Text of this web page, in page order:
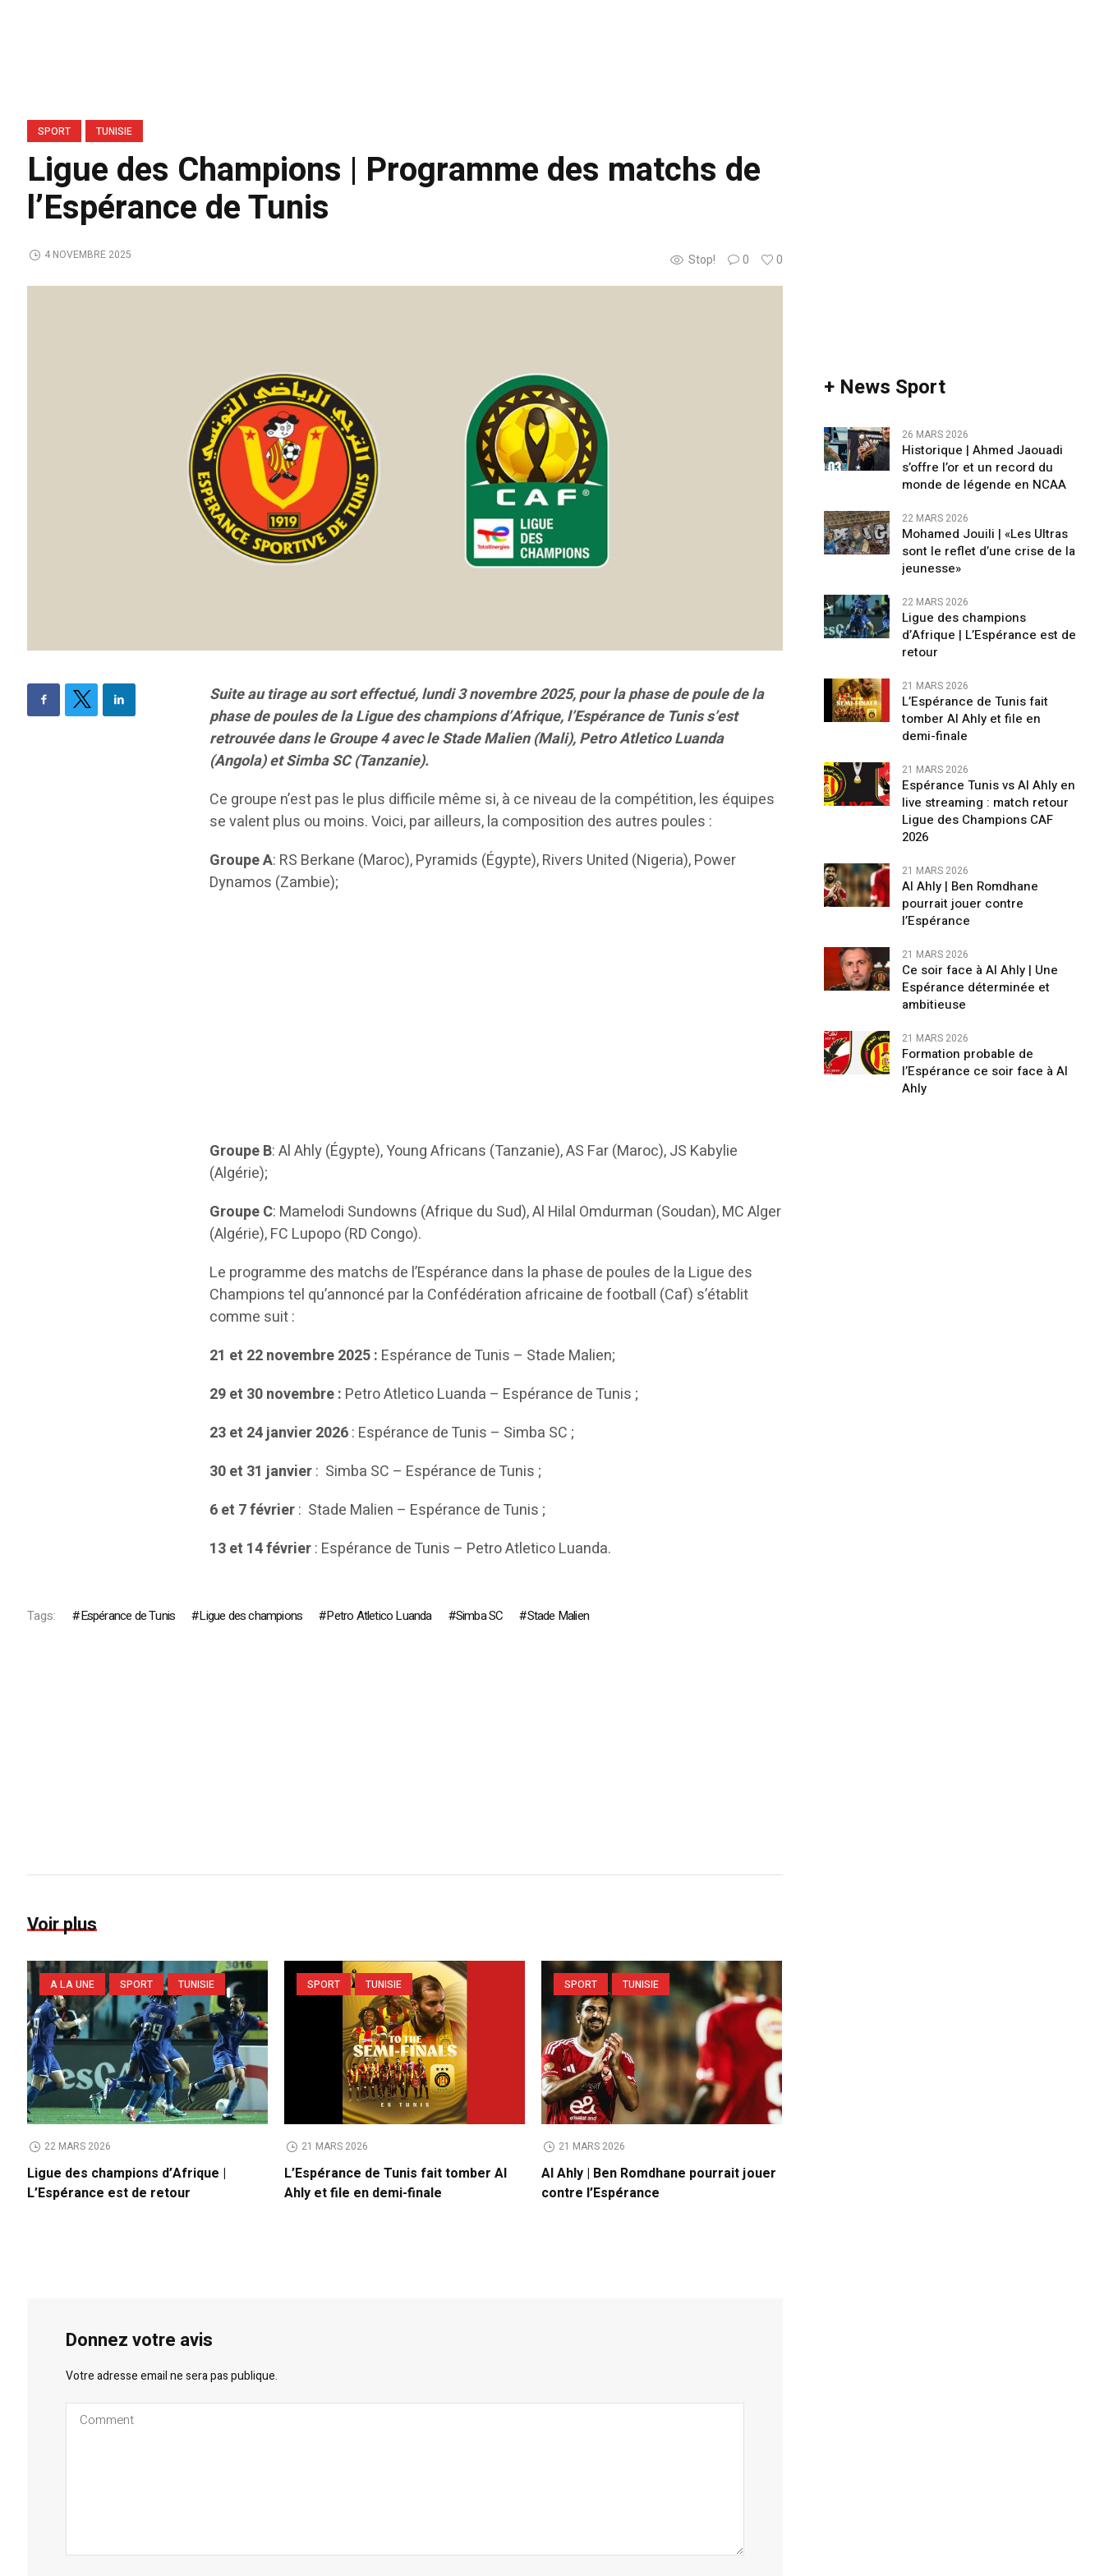
SPORT TUNISIE
Ligue des Champions | Programme des matchs de
l’Espérance de Tunis
Stop! 0 0
4 NOVEMBRE 2025
Suite au tirage au sort effectué, lundi 3 novembre 2025, pour la phase de poule de la
phase de poules de la Ligue des champions d’Afrique, l’Espérance de Tunis s’est
retrouvée dans le Groupe 4 avec le Stade Malien (Mali), Petro Atletico Luanda
(Angola) et Simba SC (Tanzanie).
Ce groupe n’est pas le plus difficile même si, à ce niveau de la compétition, les équipes
se valent plus ou moins. Voici, par ailleurs, la composition des autres poules :
Groupe A: RS Berkane (Maroc), Pyramids (Égypte), Rivers United (Nigeria), Power
Dynamos (Zambie);
Groupe B: Al Ahly (Égypte), Young Africans (Tanzanie), AS Far (Maroc), JS Kabylie
(Algérie);
Groupe C: Mamelodi Sundowns (Afrique du Sud), Al Hilal Omdurman (Soudan), MC Alger
(Algérie), FC Lupopo (RD Congo).
Le programme des matchs de l’Espérance dans la phase de poules de la Ligue des
Champions tel qu’annoncé par la Confédération africaine de football (Caf) s’établit
comme suit :
21 et 22 novembre 2025 : Espérance de Tunis – Stade Malien;
29 et 30 novembre : Petro Atletico Luanda – Espérance de Tunis ;
23 et 24 janvier 2026: Espérance de Tunis – Simba SC ;
30 et 31 janvier: Simba SC – Espérance de Tunis ;
6 et 7 février: Stade Malien – Espérance de Tunis ;
13 et 14 février: Espérance de Tunis – Petro Atletico Luanda.
Tags: Espérance de Tunis Ligue des champions Petro Atletico Luanda Simba SC Stade Malien
Voir plus
A LA UNE SPORT TUNISIE
22 MARS 2026
Ligue des champions d’Afrique |
L’Espérance est de retour
SPORT TUNISIE
21 MARS 2026
L’Espérance de Tunis fait tomber Al
Ahly et file en demi-finale
SPORT TUNISIE
21 MARS 2026
Al Ahly | Ben Romdhane pourrait jouer
contre l’Espérance
Donnez votre avis
Votre adresse email ne sera pas publique.
+ News Sport
26 MARS 2026
Historique | Ahmed Jaouadi
s’offre l’or et un record du
monde de légende en NCAA
22 MARS 2026
Mohamed Jouili |​ «Les Ultras
sont le reflet d’une crise de la
jeunesse»
22 MARS 2026
Ligue des champions
d’Afrique | L’Espérance est de
retour
21 MARS 2026
L’Espérance de Tunis fait
tomber Al Ahly et file en
demi-finale
21 MARS 2026
Espérance Tunis vs Al Ahly en
live streaming : match retour
Ligue des Champions CAF
2026
21 MARS 2026
Al Ahly | Ben Romdhane
pourrait jouer contre
l’Espérance
21 MARS 2026
Ce soir face à Al Ahly | Une
Espérance déterminée et
ambitieuse
21 MARS 2026
Formation probable de
l’Espérance ce soir face à Al
Ahly